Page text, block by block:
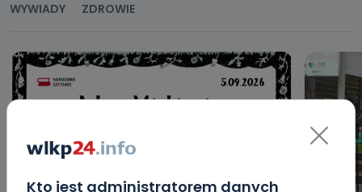
Kto jest administratorem danych
WYWIADY
ZDROWIE